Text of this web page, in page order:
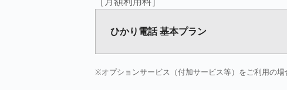
ひかり電話 基本プラン
※オプションサービス（付加サービス等）をご利用の場